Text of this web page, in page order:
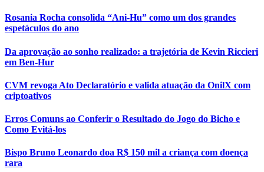
Rosania Rocha consolida “Ani-Hu” como um dos grandes
espetáculos do ano
Da aprovação ao sonho realizado: a trajetória de Kevin Riccieri
em Ben-Hur
CVM revoga Ato Declaratório e valida atuação da OnilX com
criptoativos
Erros Comuns ao Conferir o Resultado do Jogo do Bicho e
Como Evitá-los
Bispo Bruno Leonardo doa R$ 150 mil a criança com doença
rara